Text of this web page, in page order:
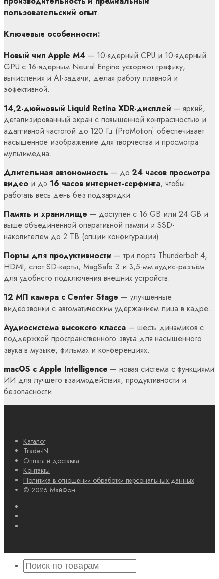
пользовательский опыт.
Ключевые особенности:
Новый чип Apple M4 — 10-ядерный CPU и 10-ядерный
GPU с 16-ядерным Neural Engine ускоряют графику,
вычисления и AI-задачи, делая работу плавной и
эффективной.
14,2-дюймовый Liquid Retina XDR-дисплей — яркий,
детализированный экран с повышенной контрастностью и
адаптивной частотой до 120 Гц (ProMotion) обеспечивает
насыщенное изображение для творчества и просмотра
мультимедиа.
Длительная автономность — до 24 часов просмотра
видео и до 16 часов интернет-серфинга, чтобы
работать весь день без подзарядки.
Память и хранилище — доступен с 16 GB или 24 GB и
выше объединённой оперативной памяти и SSD-
накопителем до 2 TB (опции конфигурации).
Порты для продуктивности — три порта Thunderbolt 4,
HDMI, слот SD-карты, MagSafe 3 и 3,5-мм аудио-разъём
для удобного подключения внешних устройств.
12 МП камера с Center Stage — улучшенные
видеозвонки с автоматическим удержанием лица в кадре.
Аудиосистема высокого класса — шесть динамиков с
поддержкой пространственного звука для насыщенного
звука в музыке, фильмах и конференциях.
macOS с Apple Intelligence — новая система с функциями
ИИ для лучшего взаимодействия, продуктивности и
безопасности
Каталог
Trade-IN
Оплата и доставка
Контакты
Политика в отношении обработки персональных данных
© 2026 МайФон